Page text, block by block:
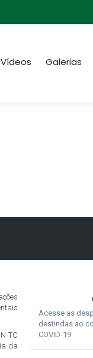
Vídeos Galerias